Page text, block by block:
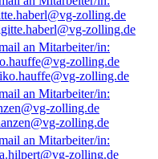
zolling.de
zolling.de
zolling.de